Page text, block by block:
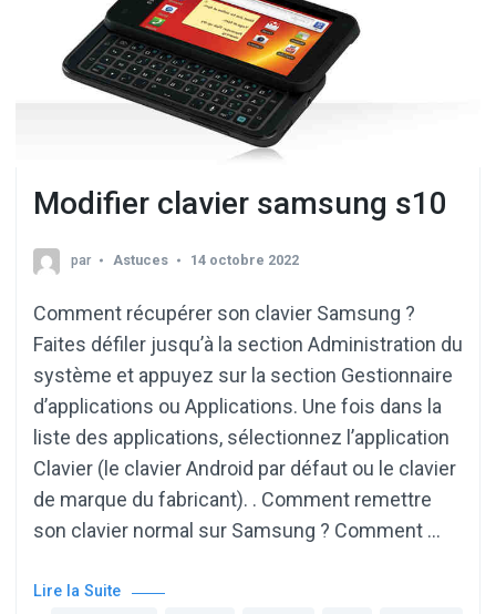
Modifier clavier samsung s10
par Astuces 14 octobre 2022
Comment récupérer son clavier Samsung ?
Faites défiler jusqu’à la section Administration du
système et appuyez sur la section Gestionnaire
d’applications ou Applications. Une fois dans la
liste des applications, sélectionnez l’application
Clavier (le clavier Android par défaut ou le clavier
de marque du fabricant). . Comment remettre
son clavier normal sur Samsung ? Comment …
Lire la Suite